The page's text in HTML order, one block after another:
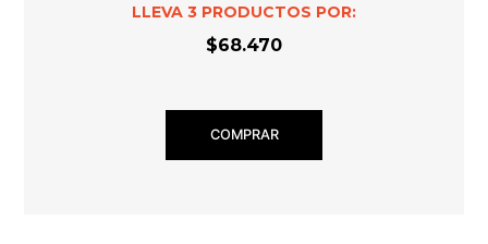
LLEVA 3 PRODUCTOS POR:
$68.470
COMPRAR